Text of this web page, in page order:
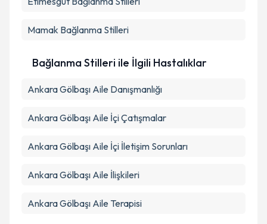
Mamak Bağlanma Stilleri
Bağlanma Stilleri ile İlgili Hastalıklar
Ankara Gölbaşı Aile Danışmanlığı
Ankara Gölbaşı Aile İçi Çatışmalar
Ankara Gölbaşı Aile İçi İletişim Sorunları
Ankara Gölbaşı Aile İlişkileri
Ankara Gölbaşı Aile Terapisi